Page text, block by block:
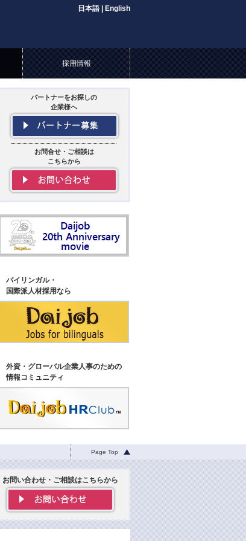
日本語 English
採用情報
パートナーをお探しの
企業様へ
お問合せ・ご相談は
こちらから
バイリンガル・
国際派人材採用なら
外資・グローバル企業人事のための
情報コミュニティ
Page Top
お問い合わせ・ご相談はこちらから